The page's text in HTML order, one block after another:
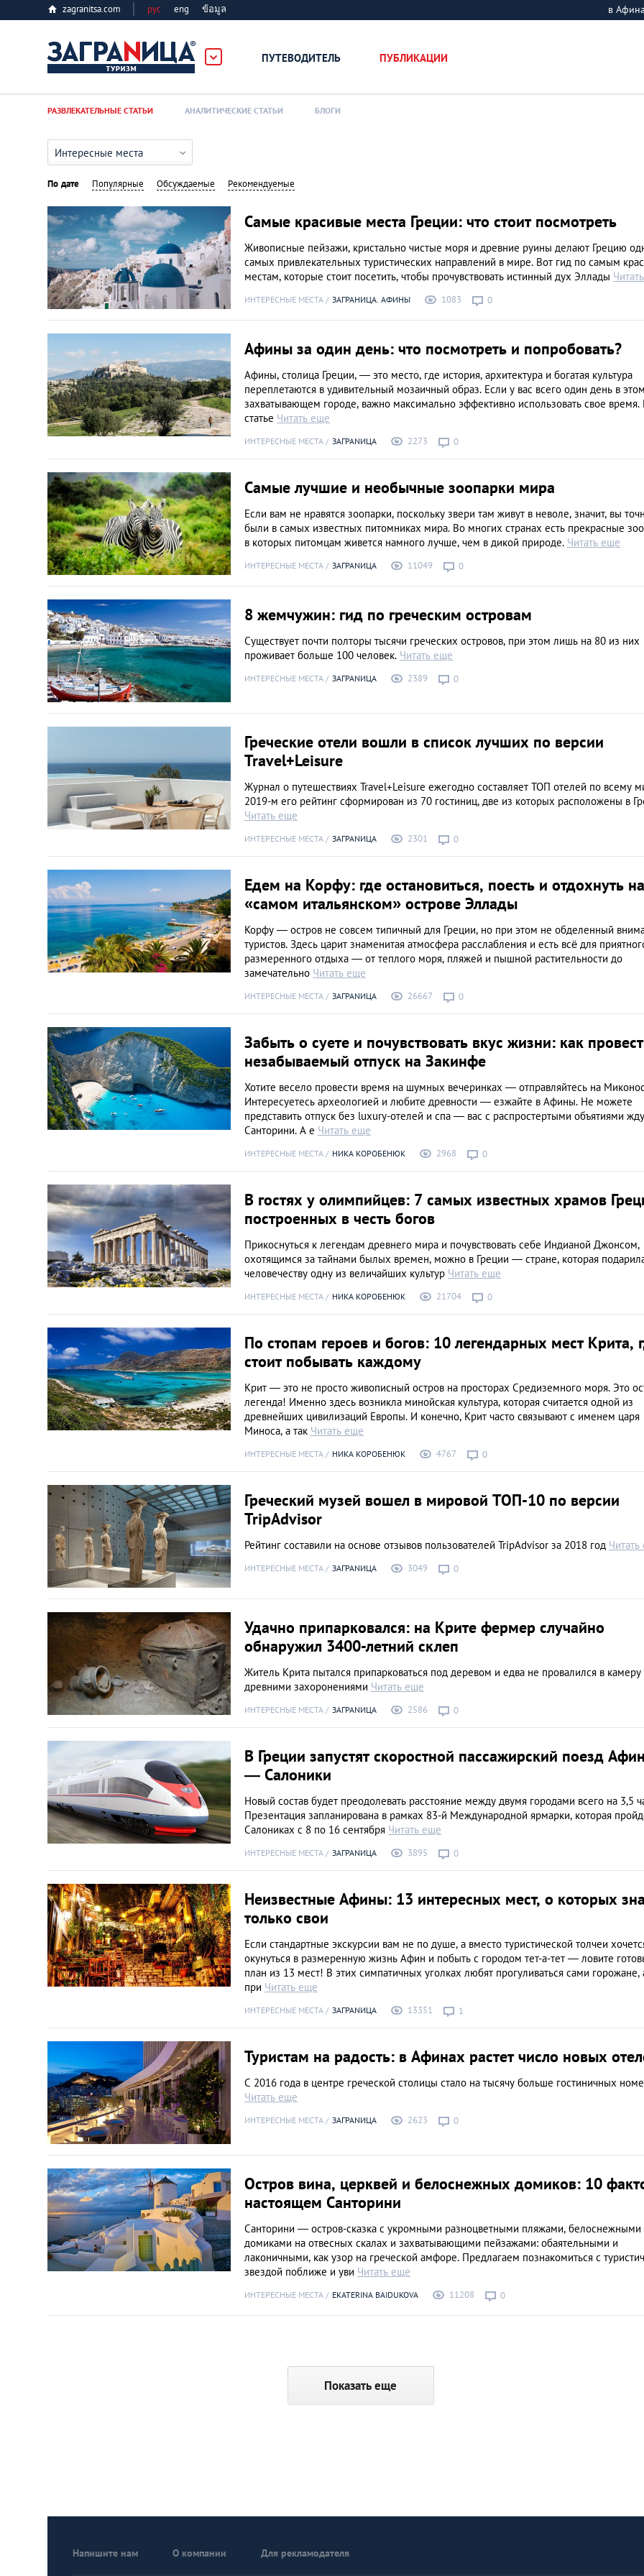
zagranitsa.com рус eng ข้อมูล в
ПУТЕВОДИТЕЛЬ ПУБЛИКАЦИИ
Алматы
Астана
Афины
Киев
Лондон
Лос-Анджелес
Париж
Паттайя
Пхукет
Санкт-Петербург
РАЗВЛЕКАТЕЛЬНЫЕ СТАТЬИ АНАЛИТИЧЕСКИЕ СТАТЬИ БЛОГИ
Интересные места
По дате Популярные Обсуждаемые Рекомендуемые
Самые красивые места Греции: что стоит посмотреть
Живописные пейзажи, кристально чистые моря и древние руины делают Грецию
самых привлекательных туристических направлений в мире. Вот гид по самым
местам, которые стоит посетить, чтобы прочувствовать истинный дух Эллады
ИНТЕРЕСНЫЕ МЕСТА ЗАГРАНИЦА. АФИНЫ 1083 0
Афины за один день: что посмотреть и попробовать?
Афины, столица Греции, — это место, где история, архитектура и богатая культура
переплетаются в удивительный мозаичный образ. Если у вас всего один день в этом
захватывающем городе, важно максимально эффективно использовать свое время.
статье Читать еще
ИНТЕРЕСНЫЕ МЕСТА ЗАГРАNИЦА 2273 0
Самые лучшие и необычные зоопарки мира
Если вам не нравятся зоопарки, поскольку звери там живут в неволе, значит, вы
были в самых известных питомниках мира. Во многих странах есть прекрасные
в которых питомцам живется намного лучше, чем в дикой природе. Читать еще
ИНТЕРЕСНЫЕ МЕСТА ЗАГРАNИЦА 11049 0
8 жемчужин: гид по греческим островам
Существует почти полторы тысячи греческих островов, при этом лишь на 80 из них
проживает больше 100 человек. Читать еще
ИНТЕРЕСНЫЕ МЕСТА ЗАГРАNИЦА 2389 0
Греческие отели вошли в список лучших по версии
Travel+Leisure
Журнал о путешествиях Travel+Leisure ежегодно составляет ТОП отелей по всему
2019-м его рейтинг сформирован из 70 гостиниц, две из которых расположены в
Читать еще
ИНТЕРЕСНЫЕ МЕСТА ЗАГРАNИЦА 2301 0
Едем на Корфу: где остановиться, поесть и отдохнуть на
«самом итальянском» острове Эллады
Корфу — остров не совсем типичный для Греции, но при этом не обделенный
туристов. Здесь царит знаменитая атмосфера расслабления и есть всё для
размеренного отдыха — от теплого моря, пляжей и пышной растительности до
замечательно Читать еще
ИНТЕРЕСНЫЕ МЕСТА ЗАГРАNИЦА 26667 0
Забыть о суете и почувствовать вкус жизни: как
незабываемый отпуск на Закинфе
Хотите весело провести время на шумных вечеринках ― отправляйтесь на
Интересуетесь археологией и любите древности ― езжайте в Афины. Не можете
представить отпуск без luxury-отелей и спа ― вас с распростертыми объятиями
Санторини. А е Читать еще
ИНТЕРЕСНЫЕ МЕСТА НИКА КОРОБЕНЮК 2968 0
В гостях у олимпийцев: 7 самых известных храмов
построенных в честь богов
Прикоснуться к легендам древнего мира и почувствовать себе Индианой Джонсом,
охотящимся за тайнами былых времен, можно в Греции — стране, которая
человечеству одну из величайших культур Читать еще
ИНТЕРЕСНЫЕ МЕСТА НИКА КОРОБЕНЮК 21704 0
По стопам героев и богов: 10 легендарных мест Крита,
стоит побывать каждому
Крит — это не просто живописный остров на просторах Средиземного моря. Это
легенда! Именно здесь возникла минойская культура, которая считается одной из
древнейших цивилизаций Европы. И конечно, Крит часто связывают с именем царя
Миноса, а так Читать еще
ИНТЕРЕСНЫЕ МЕСТА НИКА КОРОБЕНЮК 4767 0
Греческий музей вошел в мировой ТОП-10 по версии
TripАdvisor
Рейтинг составили на основе отзывов пользователей TripAdvisor за 2018 год
ИНТЕРЕСНЫЕ МЕСТА ЗАГРАNИЦА 3049 0
Удачно припарковался: на Крите фермер случайно
обнаружил 3400-летний склеп
Житель Крита пытался припарковаться под деревом и едва не провалился в камеру
древними захоронениями Читать еще
ИНТЕРЕСНЫЕ МЕСТА ЗАГРАNИЦА 2586 0
В Греции запустят скоростной пассажирский поезд
— Салоники
Новый состав будет преодолевать расстояние между двумя городами всего на 3,5
Презентация запланирована в рамках 83-й Международной ярмарки, которая
Салониках с 8 по 16 сентября Читать еще
ИНТЕРЕСНЫЕ МЕСТА ЗАГРАNИЦА 3895 0
Неизвестные Афины: 13 интересных мест, о которых
только свои
Если стандартные экскурсии вам не по душе, а вместо туристической толчеи
окунуться в размеренную жизнь Афин и побыть с городом тет-а-тет — ловите
план из 13 мест! В этих симпатичных уголках любят прогуливаться сами горожане,
при Читать еще
ИНТЕРЕСНЫЕ МЕСТА ЗАГРАNИЦА 13351 1
Туристам на радость: в Афинах растет число новых
С 2016 года в центре греческой столицы стало на тысячу больше гостиничных
Читать еще
ИНТЕРЕСНЫЕ МЕСТА ЗАГРАNИЦА 2623 0
Остров вина, церквей и белоснежных домиков: 10
настоящем Санторини
Санторини — остров-сказка с укромными разноцветными пляжами, белоснежными
домиками на отвесных скалах и захватывающими пейзажами: обаятельными и
лаконичными, как узор на греческой амфоре. Предлагаем познакомиться с
звездой поближе и уви Читать еще
ИНТЕРЕСНЫЕ МЕСТА EKATERINA BAIDUKOVA 11208 0
Показать еще
Спанакопита:
пирог со
сыром
Напишите нам О компании Для рекламодателя